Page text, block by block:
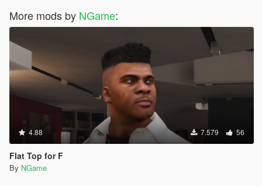
More mods by NGame:
4.88 7.579 56
Flat Top for F
By NGame